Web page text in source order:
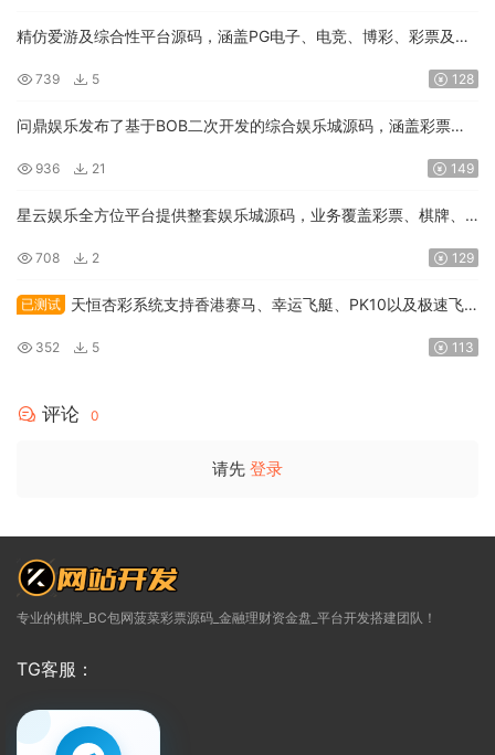
精仿爱游及综合性平台源码，涵盖PG电子、电竞、博彩、彩票及真
739 5 128
问鼎娱乐发布了基于BOB二次开发的综合娱乐城源码，涵盖彩票、
架构，支持开发者自由定制及快速建站。
936 21 149
星云娱乐全方位平台提供整套娱乐城源码，业务覆盖彩票、棋牌、
VUE编译，后端则由PHP构建。
708 2 129
已测试
天恒杏彩系统支持香港赛马、幸运飞艇、PK10以及极速飞
352 5 113
评论 0
请先 登录
专业的棋牌_BC包网菠菜彩票源码_金融理财资金盘_平台开发搭建团队！
TG客服：